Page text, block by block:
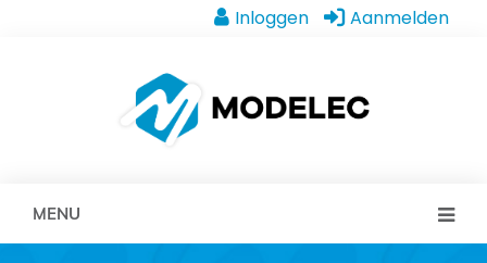
Inloggen Aanmelden
MENU